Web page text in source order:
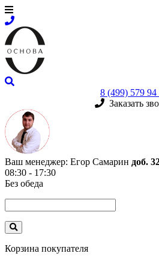
8 (499) 579 94
Заказать
Ваш менеджер: Егор Самарин доб.
08:30 - 17:30
Без обеда
Корзина покупателя